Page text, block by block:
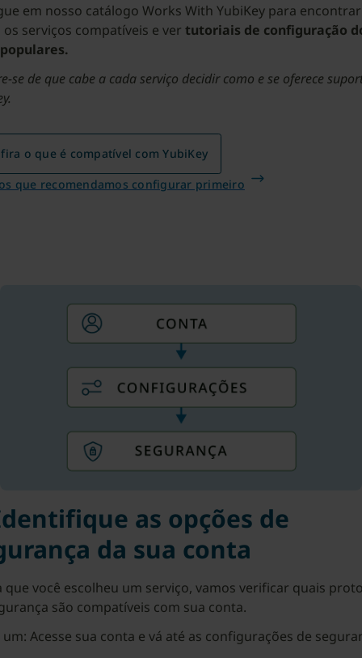
em nosso catálogo Works With YubiKey para encontrar
serviços compatíveis e ver tutoriais de configuração
se de que cabe a cada serviço decidir como e se oferece
o que é compatível com YubiKey
que recomendamos configurar primeiro
as opções de
da sua conta
que você escolheu um serviço, vamos verificar quais
são compatíveis com sua conta.
um: Acesse sua conta e vá até as configurações de